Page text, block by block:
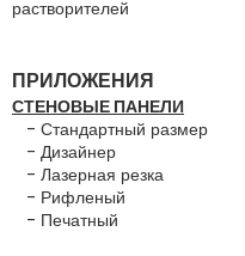
растворителей
ПРИЛОЖЕНИЯ
СТЕНОВЫЕ ПАНЕЛИ
- Стандартный размер
- Дизайнер
- Лазерная резка
- Рифленый
- Печатный